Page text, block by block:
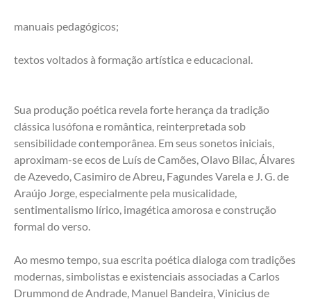
manuais pedagógicos;
textos voltados à formação artística e educacional.
Sua produção poética revela forte herança da tradição
clássica lusófona e romântica, reinterpretada sob
sensibilidade contemporânea. Em seus sonetos iniciais,
aproximam-se ecos de Luís de Camões, Olavo Bilac, Álvares
de Azevedo, Casimiro de Abreu, Fagundes Varela e J. G. de
Araújo Jorge, especialmente pela musicalidade,
sentimentalismo lírico, imagética amorosa e construção
formal do verso.
Ao mesmo tempo, sua escrita poética dialoga com tradições
modernas, simbolistas e existenciais associadas a Carlos
Drummond de Andrade, Manuel Bandeira, Vinicius de